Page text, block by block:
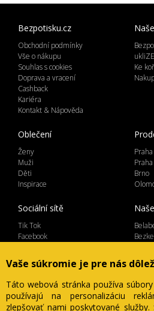
Vaše súkromie je pre nás
Táto webová stránka používa
používajú na personalizáciu
zlepšovať nami poskytované
Bezpotisku.cz
Obchodní podmínky
Vše o nákupu
Souhlas s cookies
Doprava a vracení
Cashback
Kariéra
Kontakt & Nápověda
Ke
Oblečení
Ženy
Muži
Děti
Inspirace
Brno
Sociální sítě
Tik Tok
Facebook
Lemicom spol. s r.o. | IČ 27561054
Ve Žlíbku 1800/77, hala A2, Praha 9, 19300